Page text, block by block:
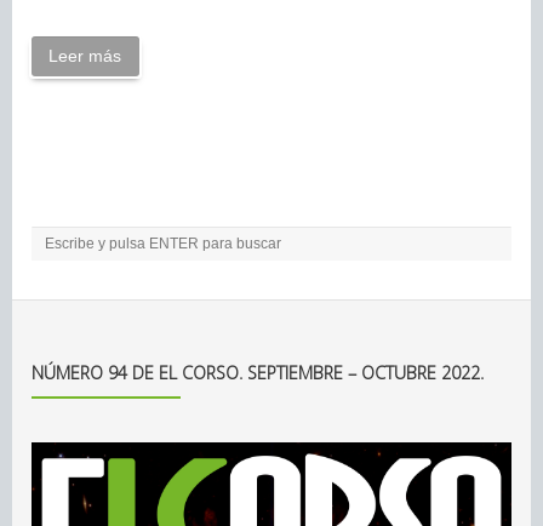
Leer más
NÚMERO 94 DE EL CORSO. SEPTIEMBRE – OCTUBRE 2022.